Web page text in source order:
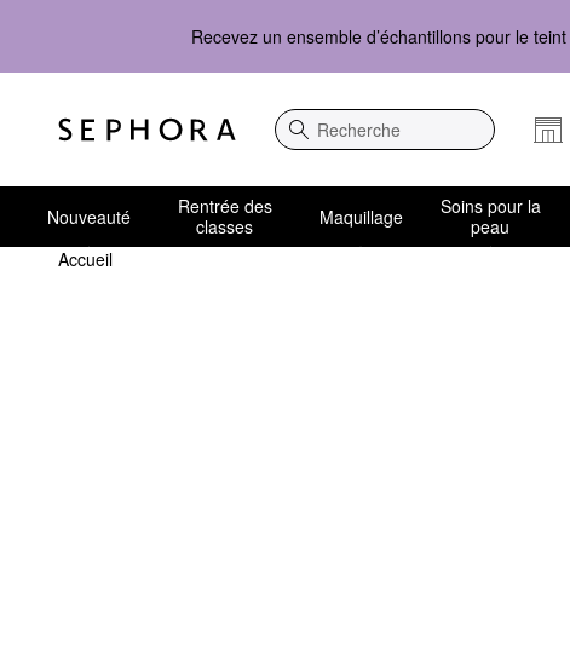
Recevez un ensemble d’échantillons pour le teint
Recherche
Nouveauté
Rentrée des
classes
Maquillage
Soins pour la
peau
Accueil